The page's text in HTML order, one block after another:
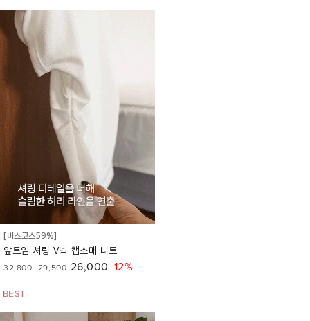
[비스코스59%]
앞트임 셔링 V넥 캡소매 니트
32,800 29,500 26,000 12%